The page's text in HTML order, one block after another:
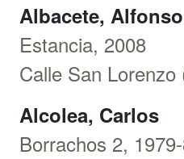
Albacete, Alfonso
Estancia, 2008
Calle San
Alcolea, Carlos
Borrachos 2,